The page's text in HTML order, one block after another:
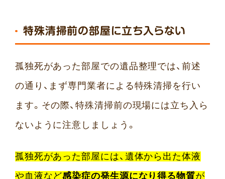
特殊清掃前の部屋に立ち入らない
孤独死があった部屋での遺品整理では、前述
の通り、まず専門業者による特殊清掃を行い
ます。その際、特殊清掃前の現場には立ち入ら
ないように注意しましょう。
孤独死があった部屋には、遺体から出た体液
や血液など感染症の発生源になり得る物質が